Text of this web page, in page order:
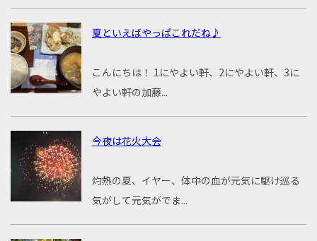
夏といえばやっぱこれだね♪
こんにちは！ 1にやよい軒、2にやよい軒、3に
やよい軒の加藤...
今夜は花火大会
灼熱の夏、イヤー、体中の血が元気に駆け巡る
気がして元気がでま...